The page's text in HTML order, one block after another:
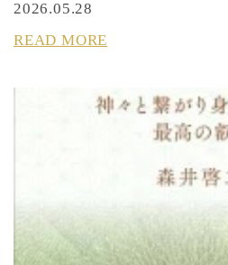
2026.05.28
READ MORE